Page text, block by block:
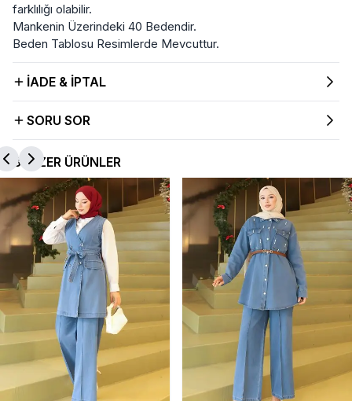
farklılığı olabilir.
Mankenin Üzerindeki 40 Bedendir.
Beden Tablosu Resimlerde Mevcuttur.
İADE & İPTAL
SORU SOR
BENZER ÜRÜNLER